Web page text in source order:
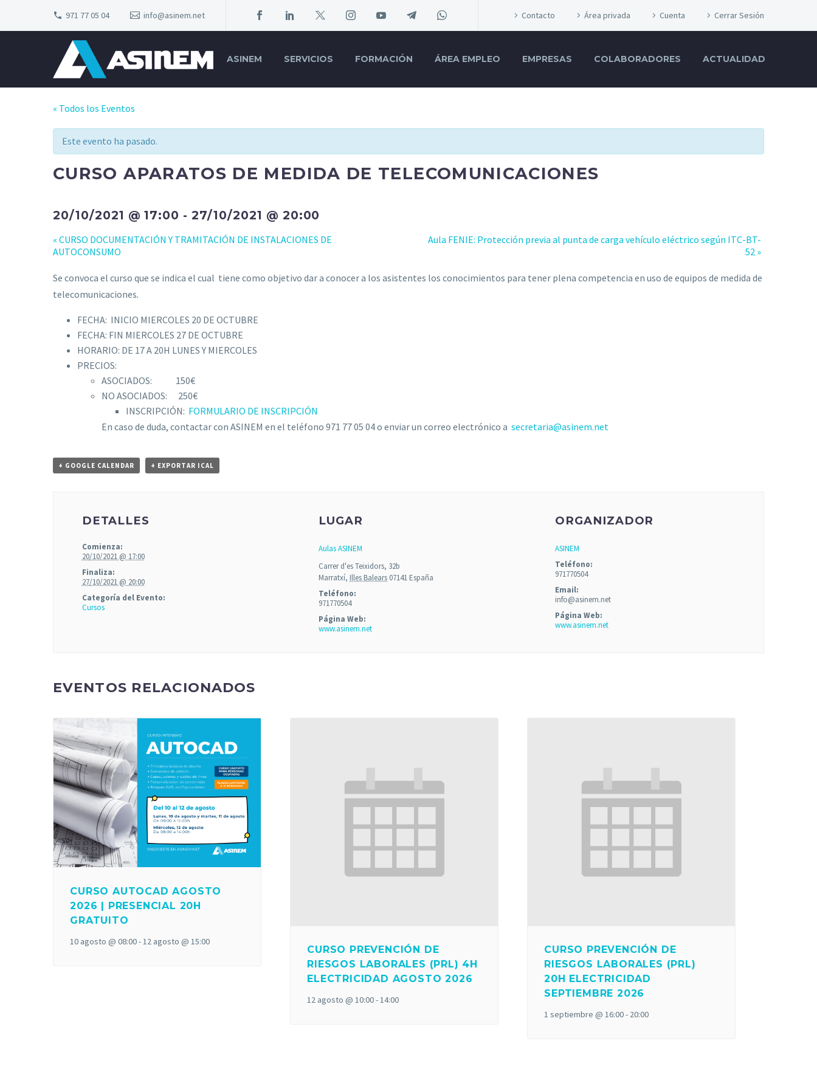
971 77 05 04 info@asinem.net Contacto Área privada Cuenta Cerrar Sesión
ASINEM SERVICIOS FORMACIÓN ÁREA EMPLEO EMPRESAS COLABORADORES ACTUALIDAD
« Todos los Eventos
Este evento ha pasado.
CURSO APARATOS DE MEDIDA DE TELECOMUNICACIONES
20/10/2021 @ 17:00 -27/10/2021 @ 20:00
« CURSO DOCUMENTACIÓN Y TRAMITACIÓN DE INSTALACIONES DE
AUTOCONSUMO
Aula FENIE: Protección previa al punta de carga vehículo eléctrico según ITC-BT-
52 »
Se convoca el curso que se indica el cual tiene como objetivo dar a conocer a los asistentes los conocimientos para tener plena competencia en uso de equipos de medida de
telecomunicaciones.
FECHA: INICIO MIERCOLES 20 DE OCTUBRE
FECHA: FIN MIERCOLES 27 DE OCTUBRE
HORARIO: DE 17 A 20H LUNES Y MIERCOLES
PRECIOS:
ASOCIADOS: 150€
NO ASOCIADOS: 250€
INSCRIPCIÓN: FORMULARIO DE INSCRIPCIÓN
En caso de duda, contactar con ASINEM en el teléfono 971 77 05 04 o enviar un correo electrónico a secretaria@asinem.net
+ GOOGLE CALENDAR + EXPORTAR ICAL
DETALLES
Comienza:
20/10/2021 @ 17:00
Finaliza:
27/10/2021 @ 20:00
Categoría del Evento:
Cursos
LUGAR
Aulas ASINEM
Carrer d'es Teixidors, 32b
Marratxí, Illes Balears 07141 España
Teléfono:
971770504
Página Web:
www.asinem.net
ORGANIZADOR
ASINEM
Teléfono:
971770504
Email:
info@asinem.net
Página Web:
www.asinem.net
EVENTOS RELACIONADOS
CURSO AUTOCAD AGOSTO
2026 | PRESENCIAL 20H
GRATUITO
10 agosto @ 08:00- 12 agosto @ 15:00
CURSO PREVENCIÓN DE
RIESGOS LABORALES (PRL) 4H
ELECTRICIDAD AGOSTO 2026
12 agosto @ 10:00-14:00
CURSO PREVENCIÓN DE
RIESGOS LABORALES (PRL)
20H ELECTRICIDAD
SEPTIEMBRE 2026
1 septiembre @ 16:00- 20:00